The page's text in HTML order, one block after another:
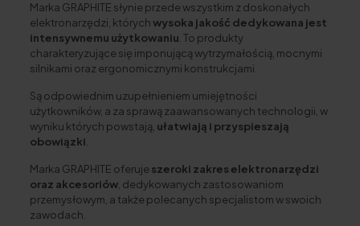
Marka GRAPHITE słynie przede wszystkim z doskonałych
elektronarzędzi, którychwysoka jakość dedykowana jest
intensywnemu użytkowaniu. To produkty
charakteryzujące się imponującą wytrzymałością, mocnymi
silnikami oraz ergonomicznymi konstrukcjami.
Są odpowiednim uzupełnieniem umiejętności
użytkowników, a za sprawą zaawansowanych technologii, w
wyniku których powstają, ułatwiają i przyspieszają
obowiązki.
Marka GRAPHITE oferuje szeroki zakres elektronarzędzi
oraz akcesoriów, dedykowanych zastosowaniom
przemysłowym, a także polecanych specjalistom w swoich
zawodach.